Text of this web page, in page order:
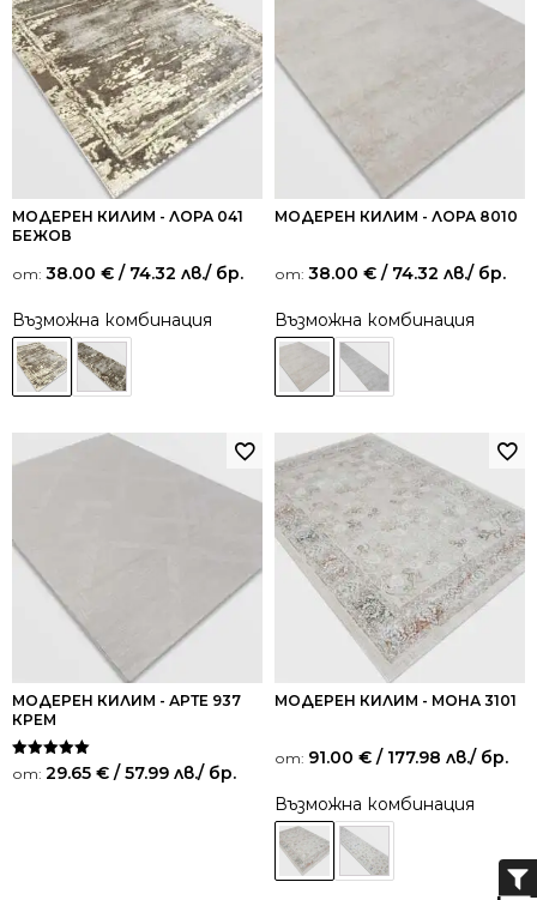
МОДЕРЕН КИЛИМ - ЛОРА 041
БЕЖОВ
от: 38.00 € / 74.32 лв./ бр.
Възможна комбинация
МОДЕРЕН КИЛИМ - ЛОРА 8010
от: 38.00 € / 74.32 лв./ бр.
Възможна комбинация
МОДЕРЕН КИЛИМ - АРТЕ 937
КРЕМ
Оценено на
5.00
от: 29.65 € / 57.99 лв./ бр.
МОДЕРЕН КИЛИМ - МОНА 3101
от: 91.00 € / 177.98 лв./ бр.
Възможна комбинация